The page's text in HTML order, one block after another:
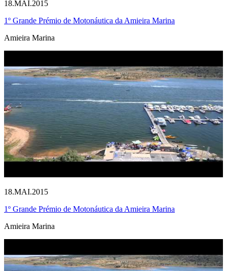
18.MAI.2015
1º Grande Prémio de Motonáutica da Amieira Marina
Amieira Marina
18.MAI.2015
1º Grande Prémio de Motonáutica da Amieira Marina
Amieira Marina